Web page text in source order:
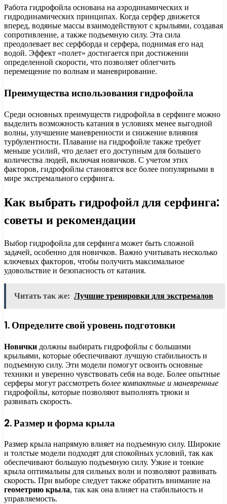
Работа гидрофойла основана на аэродинамических и
гидродинамических принципах. Когда серфер движется
вперед, водяные массы взаимодействуют с крыльями, создавая
сопротивление, а также подъемную силу. Эта сила
преодолевает вес серфборда и серфера, поднимая его над
водой. Эффект «полет» достигается при достижении
определенной скорости, что позволяет облегчить
перемещение по волнам и маневрирование.
Преимущества использования гидрофойла
Среди основных преимуществ гидрофойла в серфинге можно
выделить возможность катания в условиях менее выгодной
волны, улучшение маневренности и снижение влияния
турбулентности. Плавание на гидрофойле также требует
меньше усилий, что делает его доступным для большего
количества людей, включая новичков. С учетом этих
факторов, гидрофойлы становятся все более популярными в
мире экстремального серфинга.
Как выбрать гидрофойл для серфинга:
советы и рекомендации
Выбор гидрофойла для серфинга может быть сложной
задачей, особенно для новичков. Важно учитывать несколько
ключевых факторов, чтобы получить максимальное
удовольствие и безопасность от катания.
Читать так же: Лучшие тренировки для экстремалов
1. Определите свой уровень подготовки
Новички должны выбирать гидрофойлы с большими
крыльями, которые обеспечивают лучшую стабильность и
подъемную силу. Эти модели помогут освоить основные
техники и уверенно чувствовать себя на воде. Более опытные
серферы могут рассмотреть более компактные и маневренные
гидрофойлы, которые позволяют выполнять трюки и
развивать скорость.
2. Размер и форма крыла
Размер крыла напрямую влияет на подъемную силу. Широкие
и толстые модели подходят для спокойных условий, так как
обеспечивают большую подъемную силу. Узкие и тонкие
крыла оптимальны для сильных волн и позволяют развивать
скорость. При выборе следует также обратить внимание на
геометрию крыла, так как она влияет на стабильность и
управляемость.